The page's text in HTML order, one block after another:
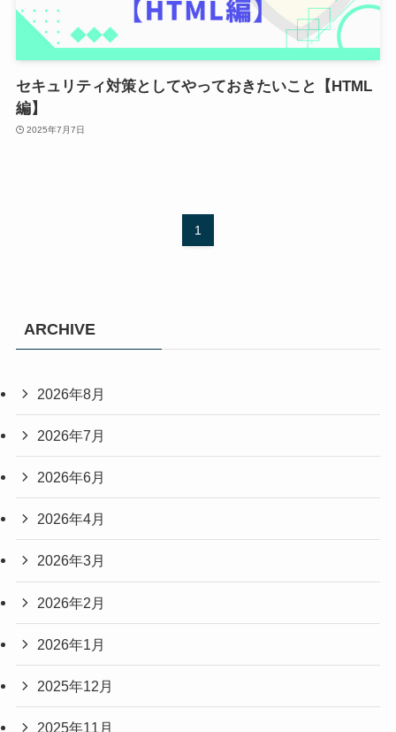
セキュリティ対策としてやっておきたいこと【HTML
編】
2025年7月7日
1
ARCHIVE
2026年8月
2026年7月
2026年6月
2026年4月
2026年3月
2026年2月
2026年1月
2025年12月
2025年11月